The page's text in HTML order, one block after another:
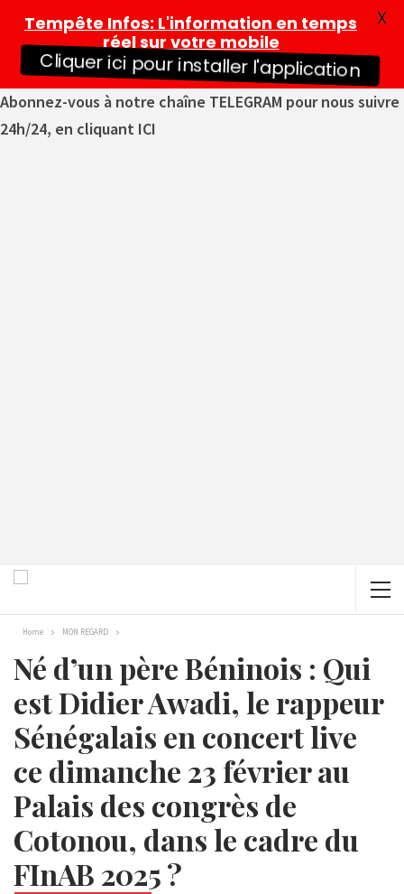
Abonnez-vous à notre chaîne TELEGRAM pour nous suivre
24h/24, en cliquant ICI
Home MON REGARD
Né d’un père Béninois : Qui
est Didier Awadi, le rappeur
Sénégalais en concert live
ce dimanche 23 février au
Palais des congrès de
Cotonou, dans le cadre du
FInAB 2025 ?
Tempête Infos: L'information en temps
réel sur votre mobile
Cliquer ici pour installer l'application
X